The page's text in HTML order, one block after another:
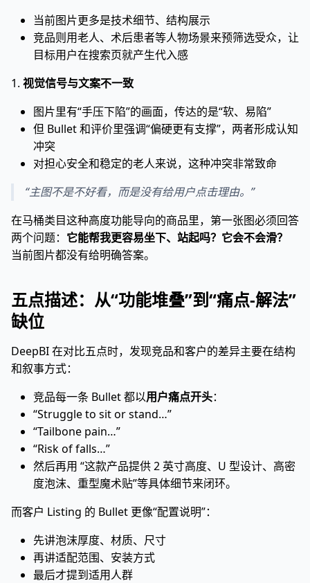
当前图片更多是技术细节、结构展示
竞品则用老人、术后患者等人物场景来预筛选受众，让
目标用户在搜索页就产生代入感
1. 视觉信号与文案不一致
图片里有“手压下陷”的画面，传达的是“软、易陷”
但 Bullet 和评价里强调“偏硬更有支撑”，两者形成认知
冲突
对担心安全和稳定的老人来说，这种冲突非常致命
“主图不是不好看，而是没有给用户点击理由。”
在马桶类目这种高度功能导向的商品里，第一张图必须回答
两个问题： 它能帮我更容易坐下、站起吗？它会不会滑？
当前图片都没有给明确答案。
五点描述：从“功能堆叠”到“痛点-解法”
缺位
DeepBI 在对比五点时，发现竞品和客户的差异主要在结构
和叙事方式：
竞品每一条 Bullet 都以用户痛点开头：
“Struggle to sit or stand…”
“Tailbone pain…”
“Risk of falls…”
然后再用 “这款产品提供 2 英寸高度、U 型设计、高密
度泡沫、重型魔术贴”等具体细节来闭环。
而客户 Listing 的 Bullet 更像“配置说明”：
先讲泡沫厚度、材质、尺寸
再讲适配范围、安装方式
最后才提到适用人群